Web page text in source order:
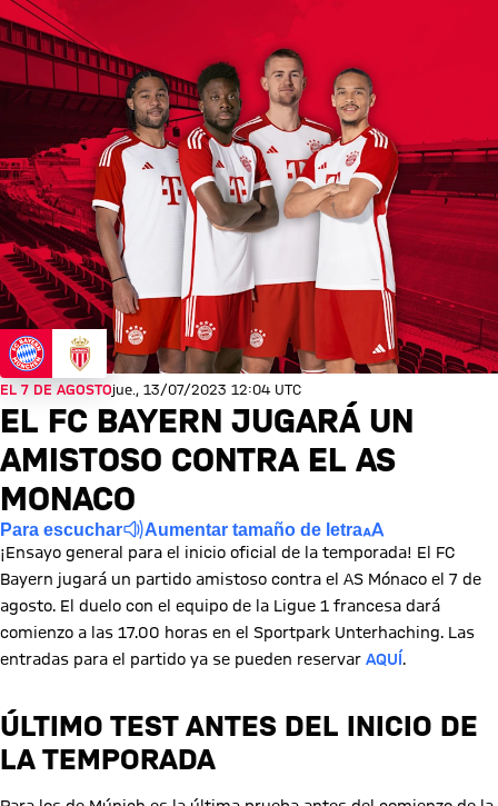
EL 7 DE AGOSTOjue., 13/07/2023 12:04 UTC
EL FC BAYERN JUGARÁ UN
AMISTOSO CONTRA EL AS
MONACO
Para escuchar Aumentar tamaño de letra
¡Ensayo general para el inicio oficial de la temporada! El FC
Bayern jugará un partido amistoso contra el AS Mónaco el 7 de
agosto. El duelo con el equipo de la Ligue 1 francesa dará
comienzo a las 17.00 horas en el Sportpark Unterhaching. Las
entradas para el partido ya se pueden reservar AQUÍ.
ÚLTIMO TEST ANTES DEL INICIO DE
LA TEMPORADA